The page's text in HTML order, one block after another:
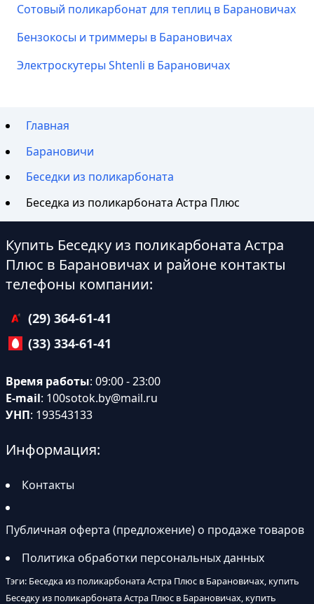
Сотовый поликарбонат для теплиц в Барановичах
Бензокосы и триммеры в Барановичах
Электроскутеры Shtenli в Барановичах
Главная
Барановичи
Беседки из поликарбоната
Беседка из поликарбоната Астра Плюс
Купить Беседку из поликарбоната Астра
Плюс в Барановичах и районе контакты
телефоны компании:
(29) 364-61-41
(33) 334-61-41
Время работы: 09:00 - 23:00
E-mail: 100sotok.by@mail.ru
УНП: 193543133
Информация:
Контакты
Публичная оферта (предложение) о продаже товаров
Политика обработки персональных данных
Тэги: Беседка из поликарбоната Астра Плюс в Барановичах, купить
Беседку из поликарбоната Астра Плюс в Барановичах, купить